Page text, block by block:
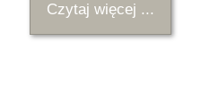
Czytaj więcej ...